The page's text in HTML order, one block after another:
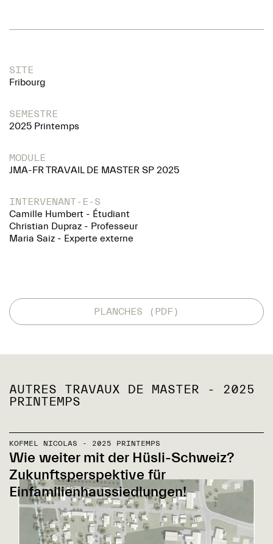
SITE
Fribourg
SEMESTRE
2025 Printemps
MODULE
JMA-FR TRAVAIL DE MASTER SP 2025
INTERVENANT-E-S
Camille Humbert - Étudiant
Christian Dupraz - Professeur
Maria Saiz - Experte externe
PLANCHES (PDF)
AUTRES TRAVAUX DE MASTER - 2025
PRINTEMPS
KOFMEL NICOLAS - 2025 PRINTEMPS
Wie weiter mit der Hüsli-Schweiz?
Zukunftsperspektive für
Einfamilienhaussiedlungen!